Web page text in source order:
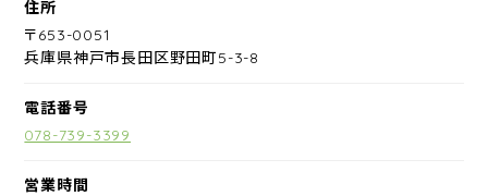
住所
〒653-0051
兵庫県神戸市長田区野田町5-3-8
電話番号
078-739-3399
営業時間